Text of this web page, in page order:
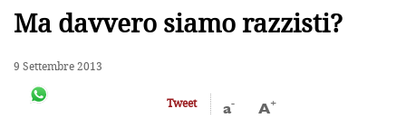
Ma davvero siamo razzisti?
9 Settembre 2013
Tweet a- A+